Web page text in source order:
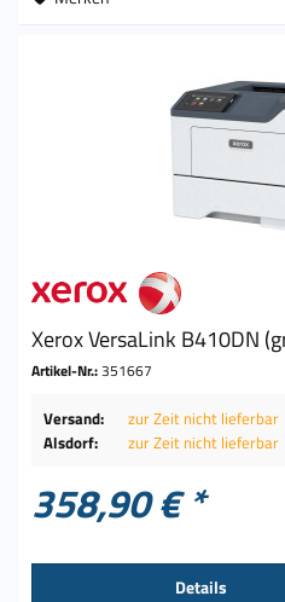
Xerox VersaLink B410DN
Artikel-Nr.:351667
Versand:
zur Zeit nicht lieferbar
Alsdorf:
zur Zeit nicht lieferbar
358,90 € *
Details